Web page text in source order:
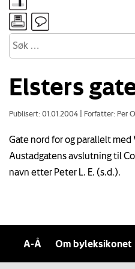
Elsters
Publisert: 01.01.2004 Forfatter: Per
Gate nord for og parallelt
Austadgatens avslutning til
navn etter Peter L. E. (s.d.).
A-Å Om byleksikonet